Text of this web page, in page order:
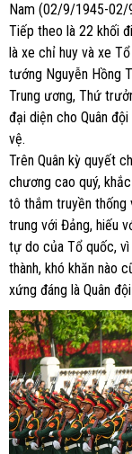
Nam (02/9/1945-02/
Tiếp theo là 22 khối
là xe chỉ huy và xe
tướng Nguyễn Hồng
Trung ương, Thứ
đại diện cho Quân
vệ.
Trên Quân kỳ quyết
chương cao quý,
tô thắm truyền thống
trung với Đảng, hiếu
tự do của Tổ quốc, vì
thành, khó khăn nào
xứng đáng là Quân